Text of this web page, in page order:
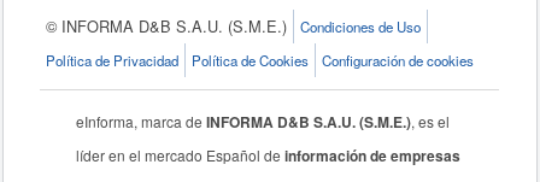
© INFORMA D&B S.A.U. (S.M.E.)
Condiciones de Uso
Política de Privacidad
Política de Cookies Configuración de cookies
eInforma, marca deINFORMA D&B S.A.U. (S.M.E.), es el
líder en el mercado Español deinformación de empresas